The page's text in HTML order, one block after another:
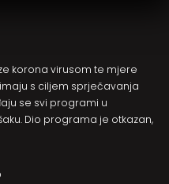
korona virusom te mjere
s ciljem sprječavanja
se svi programi u
Dio programa je otkazan,